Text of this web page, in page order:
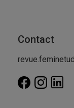
Contact